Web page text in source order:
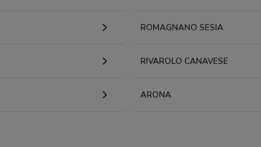
ROMAGNANO SESIA
RIVAROLO CANAVESE
ARONA